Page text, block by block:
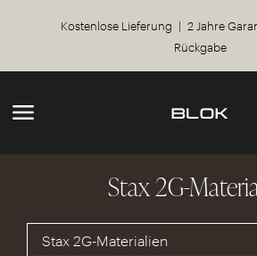
Kostenlose Lieferung | 2 Jahre
Rückgabe
Stax 2G-